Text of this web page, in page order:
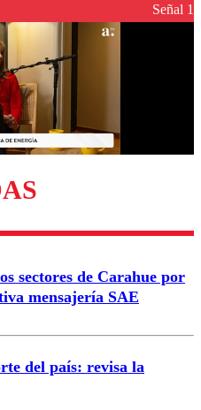
para garantizar un
Enviar comentario
Señal 1
sectores de Carahue por
mensajería SAE
del país: revisa la